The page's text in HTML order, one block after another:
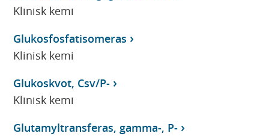
Klinisk kemi
Glukosfosfatisomeras
Klinisk kemi
Glukoskvot, Csv/P-
Klinisk kemi
Glutamyltransferas, gamma-, P-